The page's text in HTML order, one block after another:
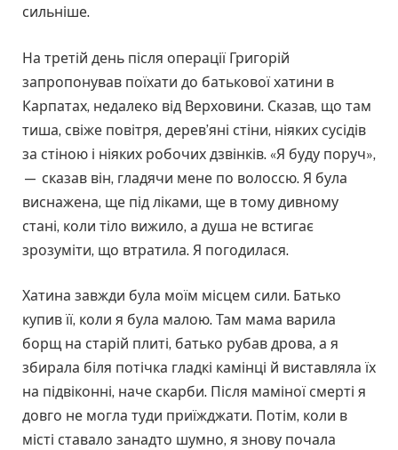
сильніше.
На третій день після операції Григорій
запропонував поїхати до батькової хатини в
Карпатах, недалеко від Верховини. Сказав, що там
тиша, свіже повітря, дерев’яні стіни, ніяких сусідів
за стіною і ніяких робочих дзвінків. «Я буду поруч»,
— сказав він, гладячи мене по волоссю. Я була
виснажена, ще під ліками, ще в тому дивному
стані, коли тіло вижило, а душа не встигає
зрозуміти, що втратила. Я погодилася.
Хатина завжди була моїм місцем сили. Батько
купив її, коли я була малою. Там мама варила
борщ на старій плиті, батько рубав дрова, а я
збирала біля потічка гладкі камінці й виставляла їх
на підвіконні, наче скарби. Після маміної смерті я
довго не могла туди приїжджати. Потім, коли в
місті ставало занадто шумно, я знову почала